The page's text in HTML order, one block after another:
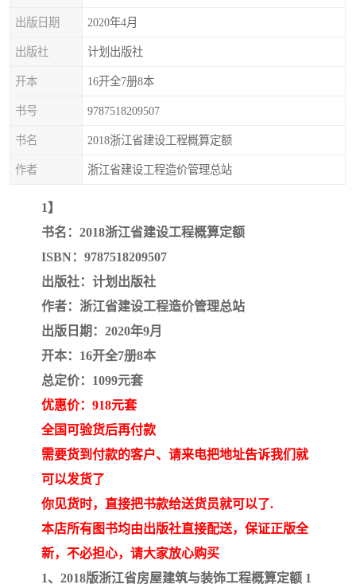
出版日期 2020年4月
出版社 计划出版社
开本 16开全7册8本
书号 9787518209507
书名 2018浙江省建设工程概算定额
作者 浙江省建设工程造价管理总站
1】
书名：2018浙江省建设工程概算定额
ISBN：9787518209507
出版社：计划出版社
作者：浙江省建设工程造价管理总站
出版日期：2020年9月
开本：16开全7册8本
总定价：1099元套
优惠价：918元套
全国可验货后再付款
需要货到付款的客户、请来电把地址告诉我们就
可以发货了
你见货时，直接把书款给送货员就可以了.
本店所有图书均由出版社直接配送，保证正版全
新，不必担心，请大家放心购买
1、2018版浙江省房屋建筑与装饰工程概算定额 1
福建建设工程预算定额
辽宁省工程计价定额
锅炉及压力容器规范国际
性规范ASME
广东省建设工程预算定额
湖北省建设工程预算定额
内蒙古建设工程预算定额
陕西建设工程消耗量定额
贵州水利水电定额
青海省建筑工程消耗量定
20kv及以下配电网工程定
广西建筑安装工程预算定
*考军校教材 黑龙江建设工程计价定额
依据
海南省建设工程预算定额 浙江省建设工程预算定额